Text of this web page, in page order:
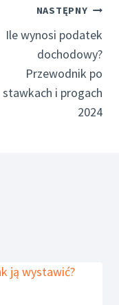
NASTĘPNY
Ile wynosi podatek
dochodowy?
Przewodnik po
stawkach i progach
2024